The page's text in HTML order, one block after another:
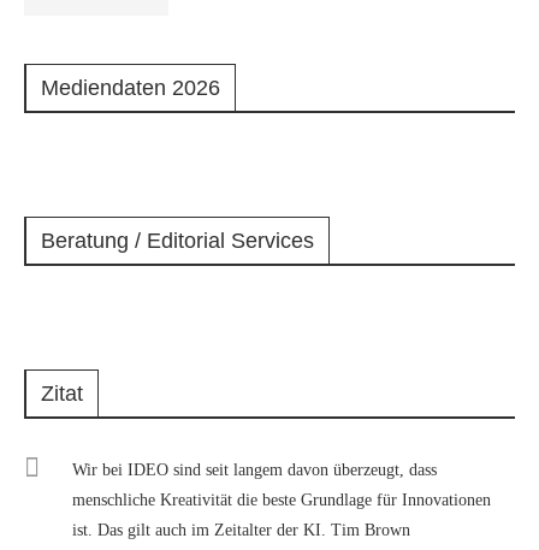
Mediendaten 2026
Beratung / Editorial Services
Zitat
Wir bei IDEO sind seit langem davon überzeugt, dass
menschliche Kreativität die beste Grundlage für Innovationen
ist. Das gilt auch im Zeitalter der KI. Tim Brown